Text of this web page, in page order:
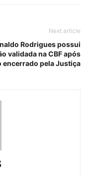
Next article
Rodrigues possui
validada na CBF após
encerrado pela Justiça